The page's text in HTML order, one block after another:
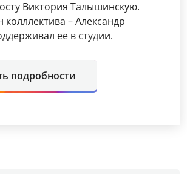
Виктория Талышинскую.
– Александр
ее в студии.
подробности